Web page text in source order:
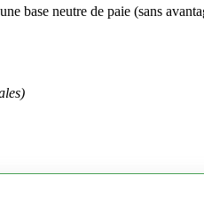
base neutre de paie (sans